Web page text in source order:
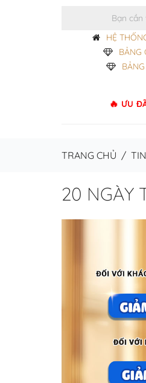
HỆ
BẢNG
ƯU
TRANG CHỦ /
20 NGÀY